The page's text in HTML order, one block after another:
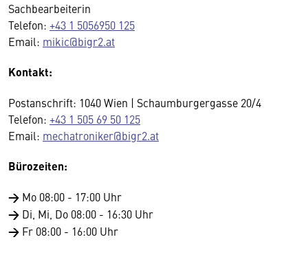
Sachbearbeiterin
Telefon: +43 1 5056950 125
Email: mikic@bigr2.at
Kontakt:
Postanschrift: 1040 Wien | Schaumburgergasse 20/4
Telefon: +43 1 505 69 50 125
Email: mechatroniker@bigr2.at
Bürozeiten:
→ Mo 08:00 - 17:00 Uhr
→ Di, Mi, Do 08:00 - 16:30 Uhr
→ Fr 08:00 - 16:00 Uhr